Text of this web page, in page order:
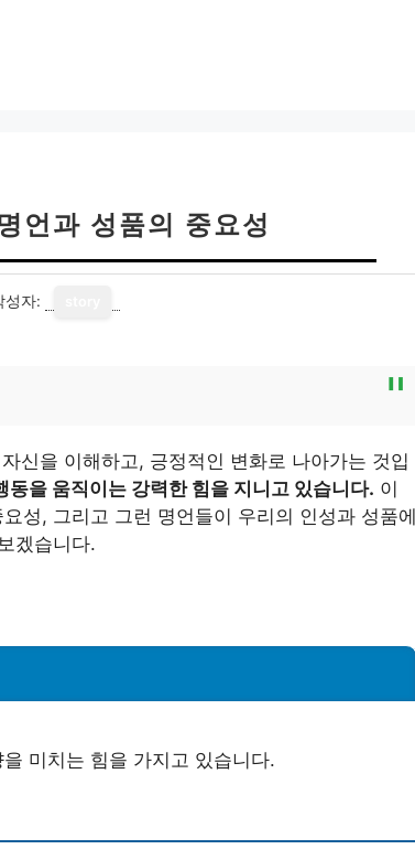
언과 성품의 중요성
성자:
신을 이해하고, 긍정적인 변화로 나아가는 것입
을 움직이는 강력한 힘을 지니고 있습니다. 이
성, 그리고 그런 명언들이 우리의 인성과 성품에
겠습니다.
미치는 힘을 가지고 있습니다.